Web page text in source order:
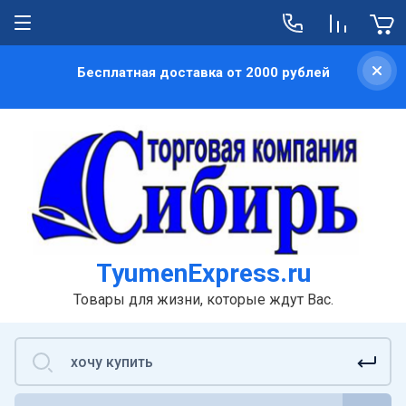
Бесплатная доставка от 2000 рублей
TyumenExpress.ru
Товары для жизни, которые ждут Вас.